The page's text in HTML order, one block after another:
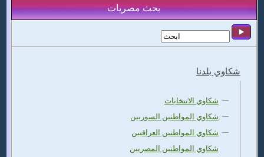
بحث مصريات
شكاوي بلدنا
شكاوي الانتخابات
شكاوي المواطنين السوريين
شكاوي المواطنين العراقيين
شكاوي المواطنين المصريين